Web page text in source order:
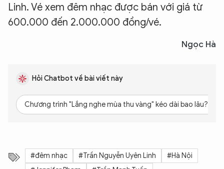
Linh. Vé xem đêm nhạc được bán với giá từ
600.000 đến 2.000.000 đồng/vé.
Ngọc Hà
Hỏi Chatbot về bài viết này
Chương trình "Lắng nghe mùa thu vàng" kéo dài bao lâu?
#đêm nhạc #Trần Nguyễn Uyên Linh
#Hà Nội